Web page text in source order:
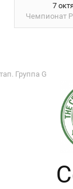
7
Чемпионат
Группа G